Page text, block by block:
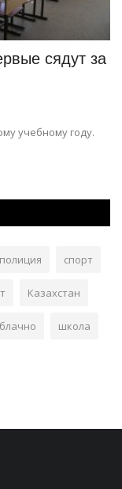
сядут за
учебному году.
полиция спорт
Казахстан
школа